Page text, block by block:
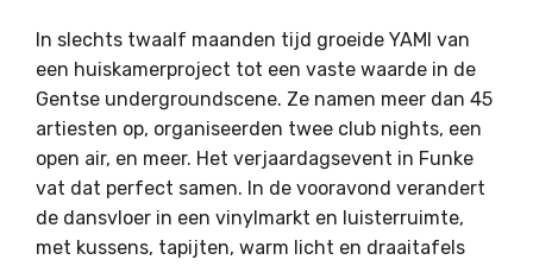
In slechts twaalf maanden tijd groeide YAMI van
een huiskamerproject tot een vaste waarde in de
Gentse undergroundscene. Ze namen meer dan 45
artiesten op, organiseerden twee club nights, een
open air, en meer. Het verjaardagsevent in Funke
vat dat perfect samen. In de vooravond verandert
de dansvloer in een vinylmarkt en luisterruimte,
met kussens, tapijten, warm licht en draaitafels